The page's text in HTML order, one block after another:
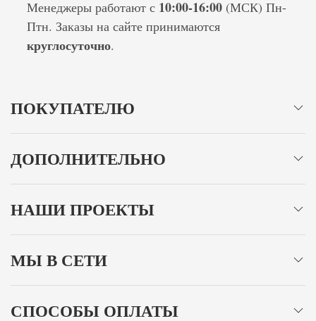
Менеджеры работают с 10:00-16:00(МСК) Пн-
Птн. Заказы на сайте принимаются
круглосуточно.
ПОКУПАТЕЛЮ
ДОПОЛНИТЕЛЬНО
НАШИ ПРОЕКТЫ
МЫ В СЕТИ
СПОСОБЫ ОПЛАТЫ